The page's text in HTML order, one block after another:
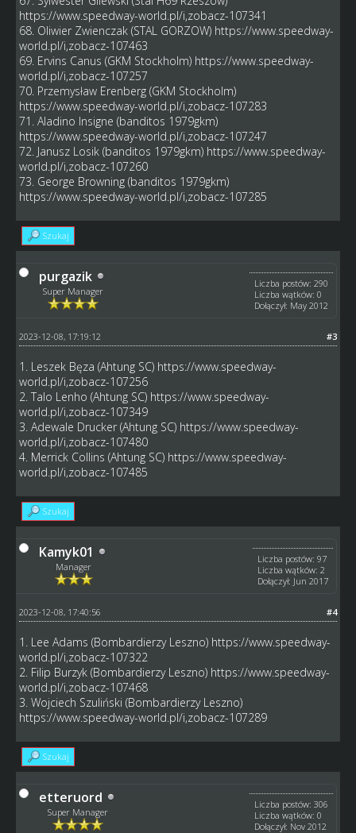
https://www.speedway-world.pl/i,zobacz-107341
68. Oliwier Zwienczak (STAL GORZOW) https://www.speedway-
world.pl/i,zobacz-107463
69. Ervins Canus (GKM Stockholm) https://www.speedway-
world.pl/i,zobacz-107257
70. Przemysław Erenberg (GKM Stockholm)
https://www.speedway-world.pl/i,zobacz-107283
71. Aladino Insigne (banditos 1979gkm)
https://www.speedway-world.pl/i,zobacz-107247
72. Janusz Losik (banditos 1979gkm) https://www.speedway-
world.pl/i,zobacz-107260
73. George Browning (banditos 1979gkm)
https://www.speedway-world.pl/i,zobacz-107285
Szukaj
purgazik
Super Manager
Liczba postów: 290
Liczba wątków: 0
Dołączył: May 2012
#3
2023-12-08, 17:19:12
1. Leszek Bęza (Ahtung SC) https://www.speedway-
world.pl/i,zobacz-107256
2. Talo Lenho (Ahtung SC) https://www.speedway-
world.pl/i,zobacz-107349
3. Adewale Drucker (Ahtung SC) https://www.speedway-
world.pl/i,zobacz-107480
4. Merrick Collins (Ahtung SC) https://www.speedway-
world.pl/i,zobacz-107485
Szukaj
Kamyk01
Manager
Liczba postów: 97
Liczba wątków: 2
Dołączył: Jun 2017
#4
2023-12-08, 17:40:56
1. Lee Adams (Bombardierzy Leszno) https://www.speedway-
world.pl/i,zobacz-107322
2. Filip Burzyk (Bombardierzy Leszno) https://www.speedway-
world.pl/i,zobacz-107468
3. Wojciech Szuliński (Bombardierzy Leszno)
https://www.speedway-world.pl/i,zobacz-107289
Szukaj
etteruord
Super Manager
Liczba postów: 306
Liczba wątków: 0
Dołączył: Nov 2012